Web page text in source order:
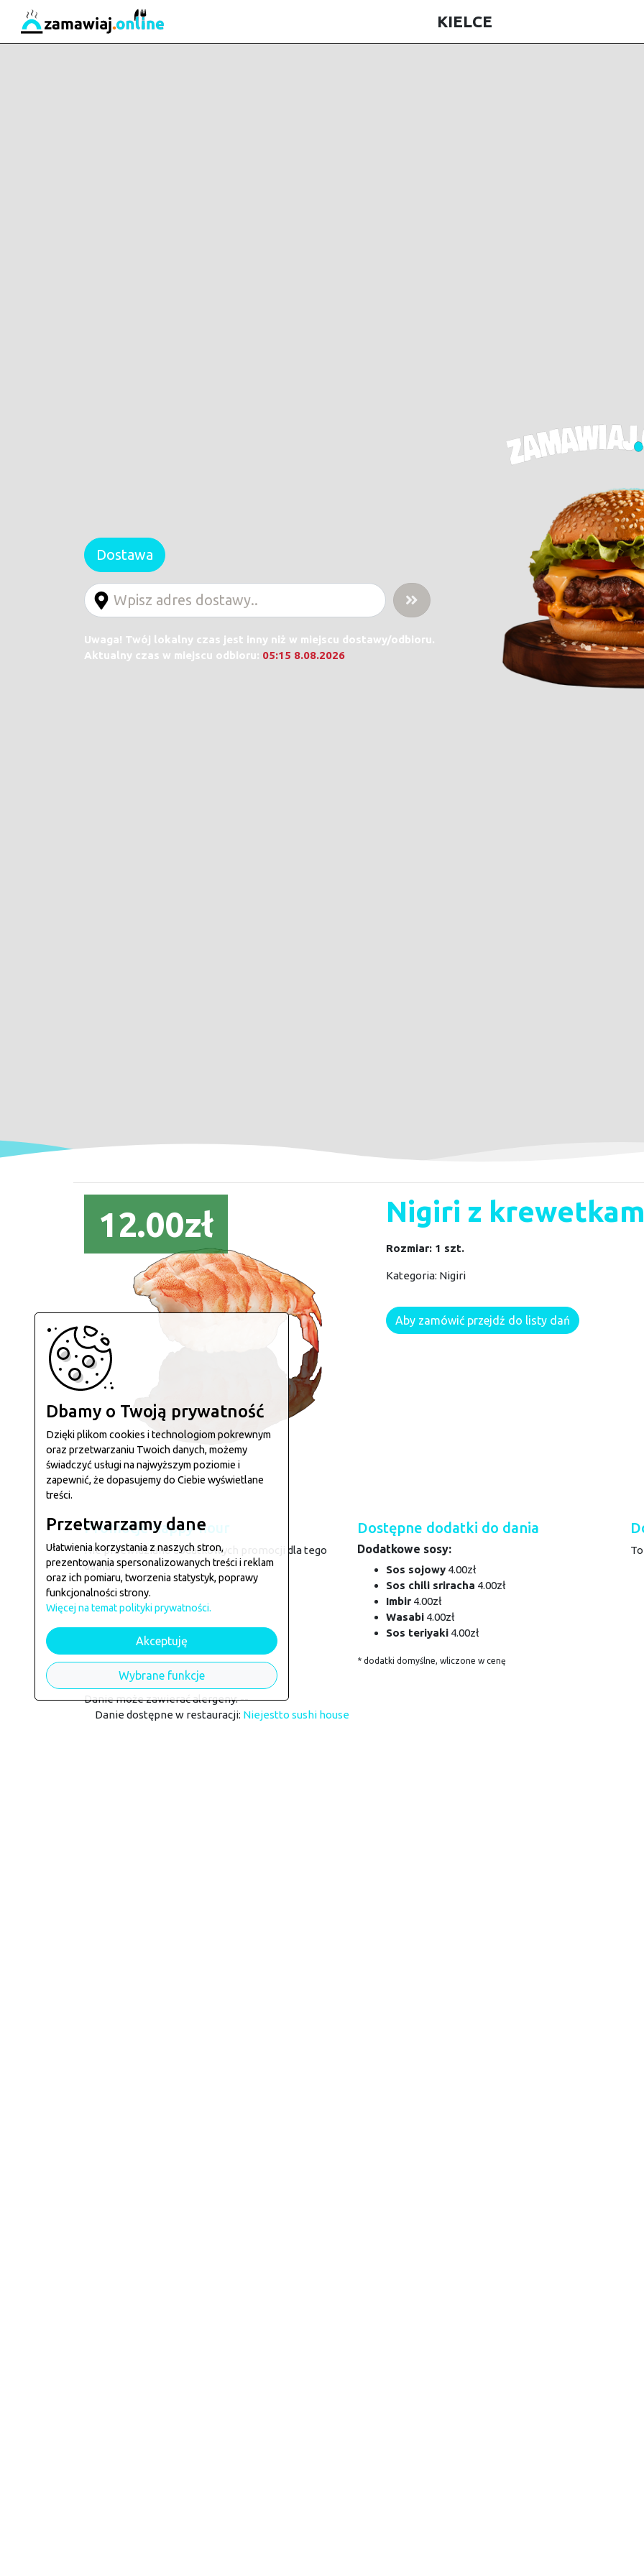
KIELCE
Dostawa
Uwaga! Twój lokalny czas jest inny niż w miejscu dostawy/odbioru.
Aktualny czas w miejscu odbioru: 05:15 8.08.2026
12.00zł Nigiri z
Rozmiar: 1 szt.
Kategoria: Nigiri
Aby zamówić przejdź do listy dań
Promocje happy-hour
Nie przewidziano dodatkowych promocji dla tego
dania.
Dostępne dodatki do dania
Dodatkowe sosy:
Sos sojowy 4.00zł
Sos chili sriracha 4.00zł
Imbir 4.00zł
Wasabi 4.00zł
Sos teriyaki 4.00zł
* dodatki domyślne, wliczone w cenę
Alergeny
Danie może zawierać alergeny: --
Danie dostępne w restauracji: Niejestto sushi house
Dbamy o Twoją prywatność
Dzięki plikom cookies i technologiom pokrewnym
oraz przetwarzaniu Twoich danych, możemy
świadczyć usługi na najwyższym poziomie i
zapewnić, że dopasujemy do Ciebie wyświetlane
treści.
Przetwarzamy dane
Ułatwienia korzystania z naszych stron,
prezentowania spersonalizowanych treści i reklam
oraz ich pomiaru, tworzenia statystyk, poprawy
funkcjonalności strony.
Więcej na temat polityki prywatności.
Akceptuję
Wybrane funkcje